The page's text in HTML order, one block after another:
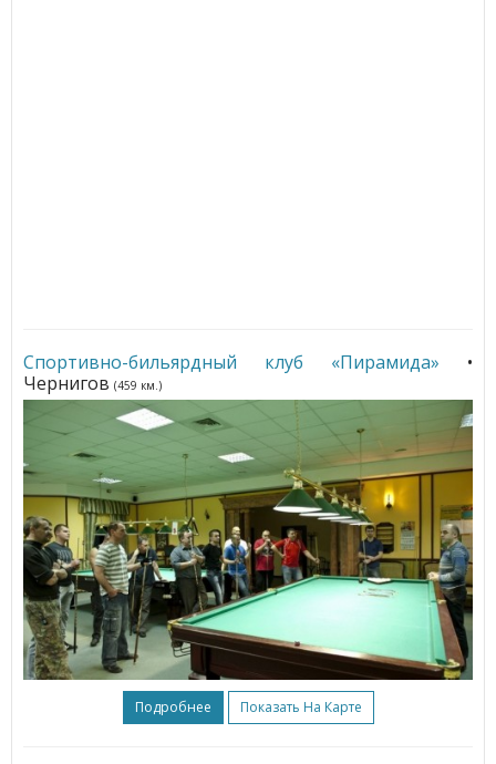
Спортивно-бильярдный клуб «Пирамида»
•
Чернигов (459 км.)
Подробнее Показать На Карте